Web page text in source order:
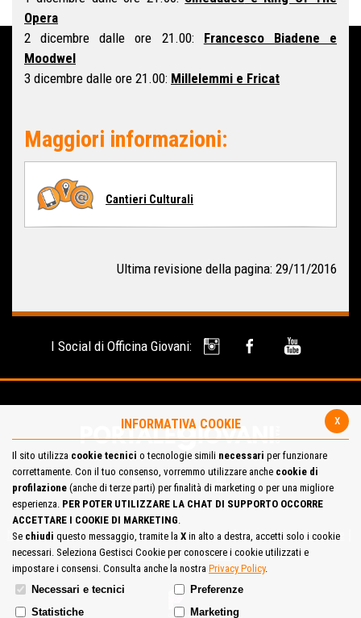
Opera
2 dicembre dalle ore 21.00:
Francesco Biadene e
Moodwel
3 dicembre dalle ore 21.00: Millelemmi e Fricat
Maggiori informazioni:
Cantieri Culturali
Ultima revisione della pagina: 29/11/2016
I Social di Officina Giovani:
Mappa del Sito Privacy Policy Cookie Policy
Contatta la redazione
Cosa pensi del portale
x
INFORMATIVA COOKIE
Il sito utilizza cookie tecnici o tecnologie simili necessari per funzionare
correttamente. Con il tuo consenso, vorremmo utilizzare anche cookie di
profilazione (anche di terze parti) per finalità di marketing o per una migliore
esperienza. PER POTER UTILIZZARE LA CHAT DI SUPPORTO OCCORRE
ACCETTARE I COOKIE DI MARKETING.
Se chiudi questo messaggio, tramite la X in alto a destra, accetti solo i cookie
necessari. Seleziona Gestisci Cookie per conoscere i cookie utilizzati e
impostare i consensi. Consulta anche la nostra Privacy Policy.
Necessari e tecnici
Preferenze
Statistiche
Marketing